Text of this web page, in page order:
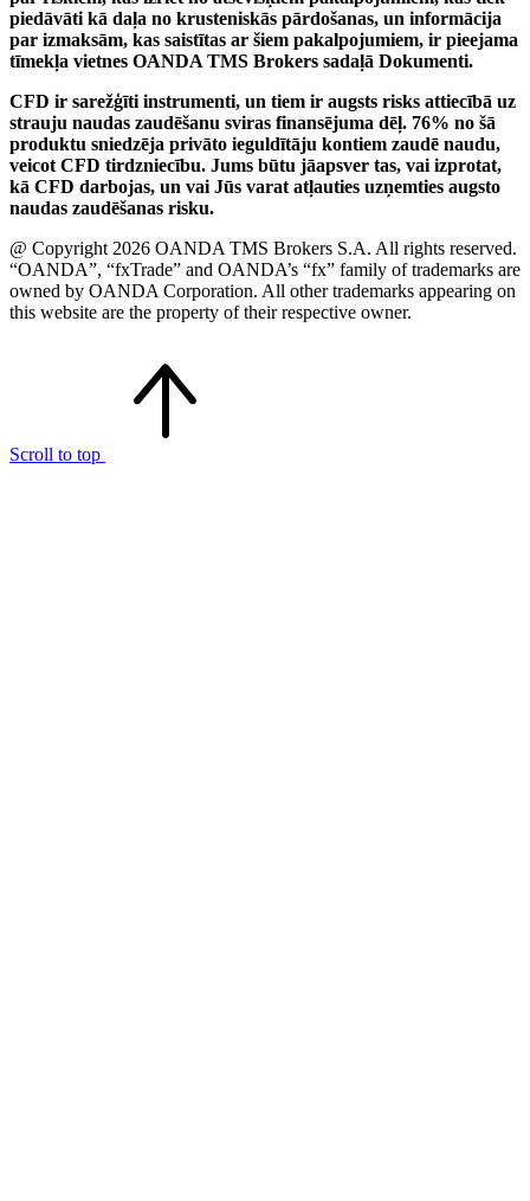
piedāvāti kā daļa no krusteniskās pārdošanas, un informācija
par izmaksām, kas saistītas ar šiem pakalpojumiem, ir pieejama
tīmekļa vietnes OANDA TMS Brokers sadaļā Dokumenti.
CFD ir sarežģīti instrumenti, un tiem ir augsts risks attiecībā uz
strauju naudas zaudēšanu sviras finansējuma dēļ. 76% no šā
produktu sniedzēja privāto ieguldītāju kontiem zaudē naudu,
veicot CFD tirdzniecību. Jums būtu jāapsver tas, vai izprotat,
kā CFD darbojas, un vai Jūs varat atļauties uzņemties augsto
naudas zaudēšanas risku.
@ Copyright 2026 OANDA TMS Brokers S.A. All rights reserved.
“OANDA”, “fxTrade” and OANDA’s “fx” family of trademarks are
owned by OANDA Corporation. All other trademarks appearing on
this website are the property of their respective owner.
Scroll to top